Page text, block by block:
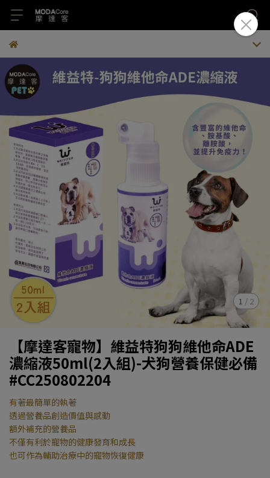
1 / 2
【摩達客寵物】維益特狗狗維他命ADE
濃縮液50ml(2入組)-犬狗營養保健必備
#CC250802204
有著最簡單的執著
透過營養品創造價值與感動
額外補充的營養品
不僅有利於寵物的健康發育和成長
也可作為輔助治療中的寵物恢復健康